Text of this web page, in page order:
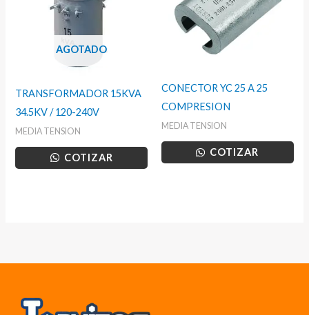
AGOTADO
TRANSFORMADOR 15KVA
34.5KV / 120-240V
MEDIA TENSION
COTIZAR
CONECTOR YC 25 A 25
COMPRESION
MEDIA TENSION
COTIZAR